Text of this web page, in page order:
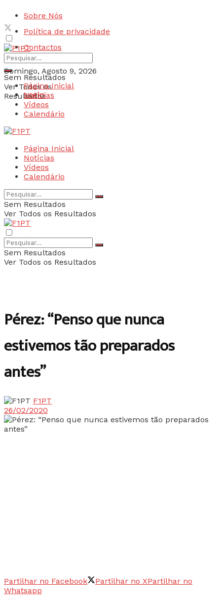
Sobre Nós
Política de privacidade
Contactos
Domingo, Agosto 9, 2026
Login
Sem Resultados
Ver Todos os
Resultados
Página Inicial
Notícias
Vídeos
Calendário
Página Inicial
Notícias
Vídeos
Calendário
Sem Resultados
Ver Todos os Resultados
Sem Resultados
Ver Todos os Resultados
Pérez: “Penso que nunca
estivemos tão preparados
antes”
F1PT
26/02/2020
Partilhar no Facebook Partilhar no XPartilhar no
Whatsapp